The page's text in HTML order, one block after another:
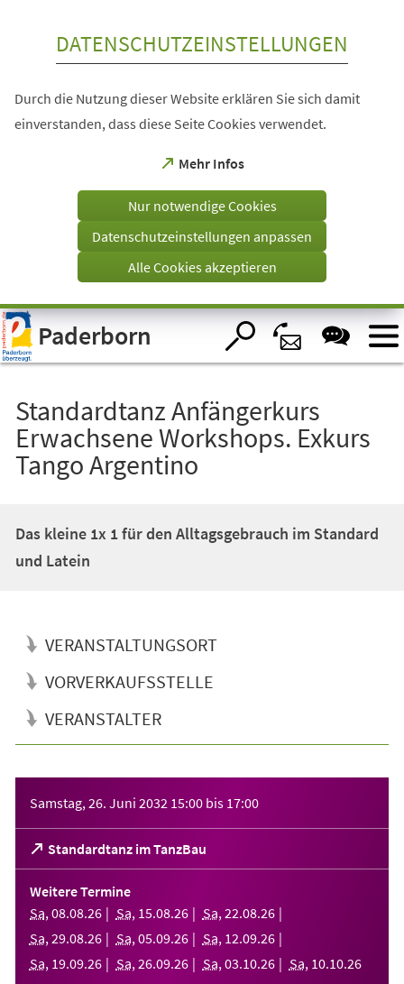
Visuelle
Assistenzsoftware
öffnen.
DATENSCHUTZEINSTELLUNGEN
Durch die Nutzung dieser Website erklären Sie sich damit
einverstanden, dass diese Seite Cookies verwendet.
Mehr Infos
(Öffnet
einem
Tab)
Nur notwendige Cookies
Datenschutzeinstellungen anpassen
Alle Cookies akzeptieren
Paderborn
Standardtanz Anfängerkurs
Erwachsene Workshops. Exkurs
Tango Argentino
Das kleine 1x 1 für den Alltagsgebrauch im Standard
und Latein
VERANSTALTUNGSORT
VORVERKAUFSSTELLE
VERANSTALTER
Samstag, 26. Juni 2032 15:00 bis 17:00
Standardtanz im TanzBau
(Öffnet
in
einem
neuen
Tab)
Weitere Termine
Sa, 08.08.26 Sa, 15.08.26 Sa, 22.08.26
Sa, 29.08.26 Sa, 05.09.26 Sa, 12.09.26
Sa, 19.09.26 Sa, 26.09.26 Sa, 03.10.26 Sa, 10.10.26